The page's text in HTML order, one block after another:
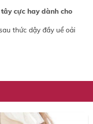
cực hay dành cho
thức dậy đầy uể oải